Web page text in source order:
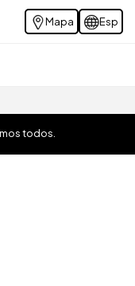
Mapa Esp
todos.